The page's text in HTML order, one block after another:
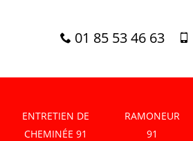
01 85 53 46 63
ENTRETIEN DE
CHEMINÉE 91
RAMONEUR
91